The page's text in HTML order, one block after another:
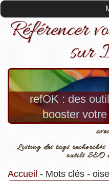
Référencer
sur
refOK : des
booster
Listing des tags
outils SEO
Accueil - Mots clés-